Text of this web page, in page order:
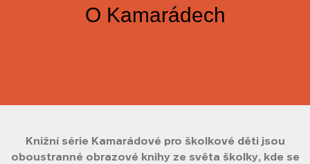
O Kamarádech
Knižní série Kamarádové pro školkové děti jsou
oboustranné obrazové knihy ze světa školky, kde se